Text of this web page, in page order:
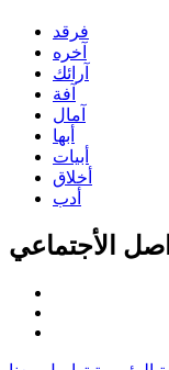
فرقد
آخره
آرائك
آفة
آمال
أبها
أبيات
أخلاق
أدب
الأجتماعي